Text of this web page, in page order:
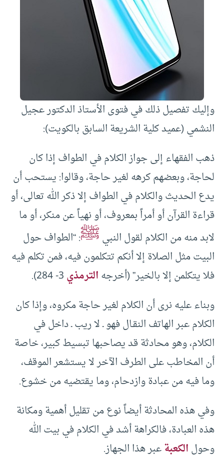
وإليك تفصيل ذلك في فتوى الأستاذ الدكتور عجيل
النشمي (عميد كلية الشريعة السابق بالكويت):
ذهب الفقهاء إلى جواز الكلام في الطواف إذا كان
لحاجة، وبعضهم كرهه لغير حاجة، وقالوا: يستحب أن
يدع الحديث والكلام في الطواف إلا ذكر الله تعالى، أو
قراءة القرآن أو أمراً بمعروف، أو نهياً عن منكر، أو ما
لابد منه من الكلام لقول النبيﷺ: “الطواف حول
البيت مثل الصلاة إلا أنكم تتكلمون فيه، فمن تكلم فيه
فلا يتكلمن إلا بالخير” (أخرجهالترمذي
وبناء عليه نرى أن الكلام لغير حاجة مكروه، وإذا كان
الكلام عبر الهاتف النقـال فهو ـ لا ريب ـ داخل في
الكلام، وهو محادثة قد يصاحبها تبسيط كبير، خاصة
أن المخاطب على الطرف الآخر لا يستشعر الموقف،
وما فيه من عبادة وازدحام، وما يقتضيه من خشوع.
وفي هذه المحادثة أيضاً نوع من تقليل أهمية ومكانة
هذه العبادة، فالكراهة أشد في الكلام في بيت الله
وحولالكعبةعبر هذا الجهاز.